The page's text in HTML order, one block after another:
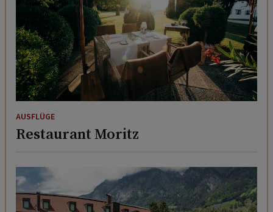
AUSFLÜGE
Restaurant Moritz